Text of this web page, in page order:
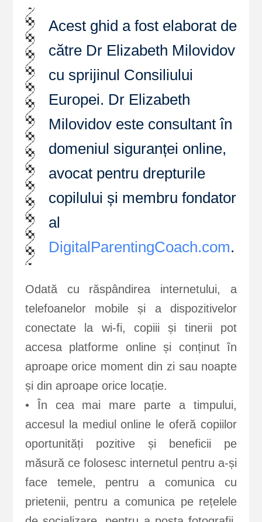
Acest ghid a fost elaborat de
către Dr Elizabeth Milovidov
cu sprijinul Consiliului
Europei. Dr Elizabeth
Milovidov este consultant în
domeniul siguranței online,
avocat pentru drepturile
copilului și membru fondator
al
DigitalParentingCoach.com.
Odată cu răspândirea internetului, a
telefoanelor mobile și a dispozitivelor
conectate la wi-fi, copiii și tinerii pot
accesa platforme online și conținut în
aproape orice moment din zi sau noapte
și din aproape orice locație.
• În cea mai mare parte a timpului,
accesul la mediul online le oferă copiilor
oportunități pozitive și beneficii pe
măsură ce folosesc internetul pentru a-și
face temele, pentru a comunica cu
prietenii, pentru a comunica pe rețelele